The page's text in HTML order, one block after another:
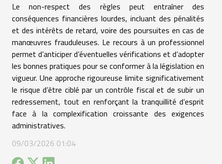
Le non-respect des règles peut entraîner des
conséquences financières lourdes, incluant des pénalités
et des intérêts de retard, voire des poursuites en cas de
manœuvres frauduleuses. Le recours à un professionnel
permet d’anticiper d’éventuelles vérifications et d’adopter
les bonnes pratiques pour se conformer à la législation en
vigueur. Une approche rigoureuse limite significativement
le risque d’être ciblé par un contrôle fiscal et de subir un
redressement, tout en renforçant la tranquillité d’esprit
face à la complexification croissante des exigences
administratives.
09/03/2026 01:04